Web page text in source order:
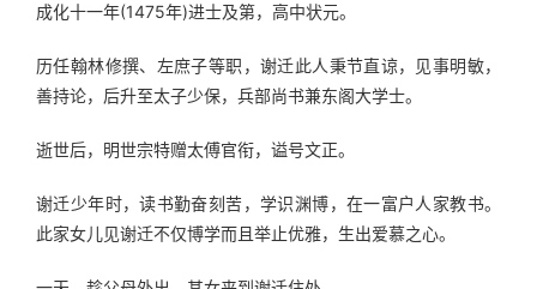
成化十一年(1475年)进士及第，高中状元。
历任翰林修撰、左庶子等职，谢迁此人秉节直谅，见事明敏，
善持论，后升至太子少保，兵部尚书兼东阁大学士。
逝世后，明世宗特赠太傅官衔，谥号文正。
谢迁少年时，读书勤奋刻苦，学识渊博，在一富户人家教书。
此家女儿见谢迁不仅博学而且举止优雅，生出爱慕之心。